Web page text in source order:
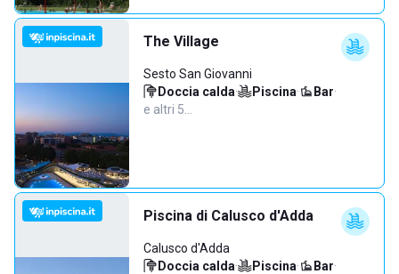
The Village
Sesto San Giovanni
Doccia calda· Piscina· Bar·
e altri 5…
Piscina di Calusco d'Adda
Calusco d'Adda
Doccia calda· Piscina· Bar·